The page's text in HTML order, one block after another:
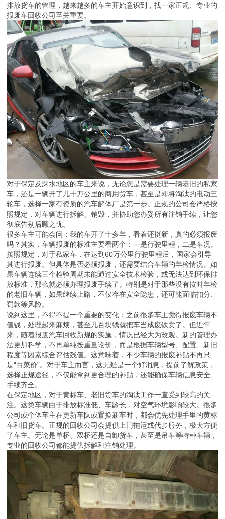
排放货车的管理，越来越多的车主开始意识到，找一家正规、专业的
报废车回收公司至关重要。
对于保定及涞水地区的车主来说，无论您是需要处理一辆老旧的私家
车，还是一辆开了几十万公里的商用货车，甚至是即将淘汰的电动三
轮车，选择一家有资质的汽车解体厂是第一步。正规的公司会严格按
照规定，对车辆进行拆解、销毁，并协助您办妥所有注销手续，让您
彻底告别后顾之忧。
很多车主可能会问：我的车开了十多年，看着还挺新，真的必须报废
吗？其实，车辆报废的标准主要看两个：一是行驶里程，二是车况。
按照规定，对于私家车，在达到60万公里行驶里程后，国家会引导
其进行报废。但具体是否必须报废，还需要结合车辆的年检情况。如
果车辆连续三个检验周期未能通过安全技术检验，或无法达到环保排
放标准，那么就必须办理报废手续了。特别是对于那些没有按时年检
的老旧车辆，如果继续上路，不仅存在安全隐患，还可能面临扣分、
罚款等风险。
说到这里，不得不提一个重要的变化：之前很多车主觉得报废车辆不
值钱，处理起来麻烦，甚至几百块钱就把车当成废铁卖了。但近年
来，随着报废汽车回收新规的实施，情况已经大为改观。新的管理办
法更加科学，不再单纯按重量论价，而是根据车辆型号、配置、新旧
程度等因素综合评估残值。这意味着，不少车辆的报废补贴不再只
是“白菜价”。对于车主而言，这无疑是一个好消息，提前了解政策，
选择正规途径，不仅能拿到更合理的补贴，还能确保车辆信息安全、
手续齐全。
在保定地区，对于黄标车、老旧货车的淘汰工作一直受到较高的关
注。这类车辆由于排放标准低、车龄长，对空气环境影响较大。很多
公司或个体车主在更新车队或置换新车时，都会优先处理手里的黄标
车和旧货车。正规的回收公司会提供上门拖运或代步服务，极大方便
了车主。无论是单桥、双桥还是自卸货车，甚至是吊车等特种车辆，
专业的回收公司都能提供拆解和注销处理。